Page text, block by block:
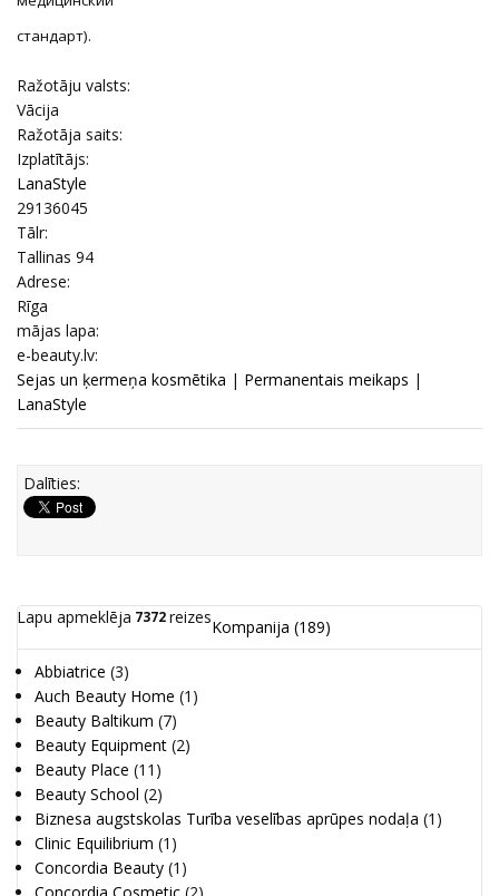
стандарт).
Ražotāju valsts:
Vācija
Ražotāja saits:
Izplatītājs:
LanaStyle
29136045
Tālr:
Tallinas 94
Adrese:
Rīga
mājas lapa:
e-beauty.lv:
Sejas un ķermeņa kosmētika | Permanentais meikaps |
LanaStyle
Dalīties:
Lapu apmeklēja 7372reizesKompanija (189)
Abbiatrice (3)
Auch Beauty Home (1)
Beauty Baltikum (7)
Beauty Equipment (2)
Beauty Place (11)
Beauty School (2)
Biznesa augstskolas Turība veselības aprūpes nodaļa (1)
Clinic Equilibrium (1)
Concordia Beauty (1)
Concordia Cosmetic (2)